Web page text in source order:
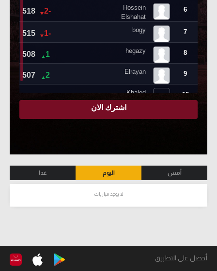
أمس اليوم غدا
لا يوجد مباريات
أحصل على التطبيق